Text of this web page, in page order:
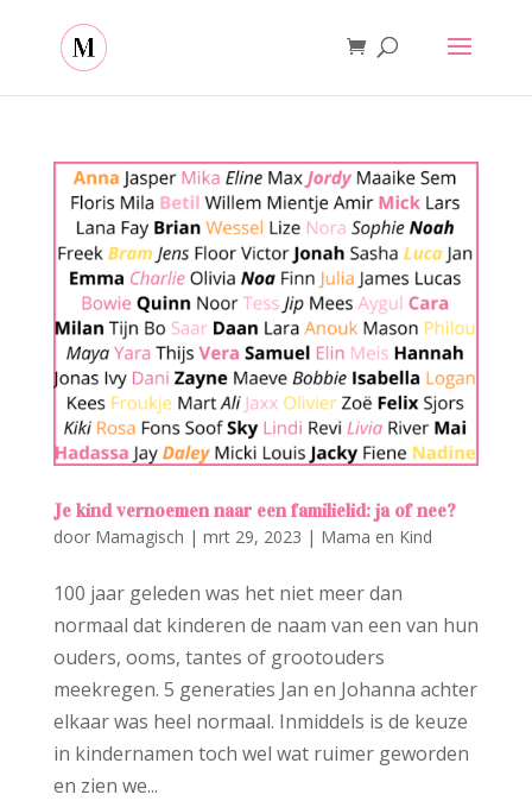
Je kind vernoemen naar een familielid: ja of nee?
door Mamagisch | mrt 29, 2023 | Mama en Kind
100 jaar geleden was het niet meer dan
normaal dat kinderen de naam van een van hun
ouders, ooms, tantes of grootouders
meekregen. 5 generaties Jan en Johanna achter
elkaar was heel normaal. Inmiddels is de keuze
in kindernamen toch wel wat ruimer geworden
en zien we...